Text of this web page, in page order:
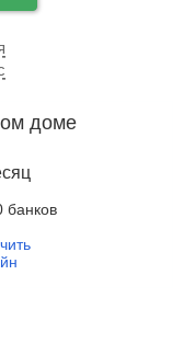
доме
банков